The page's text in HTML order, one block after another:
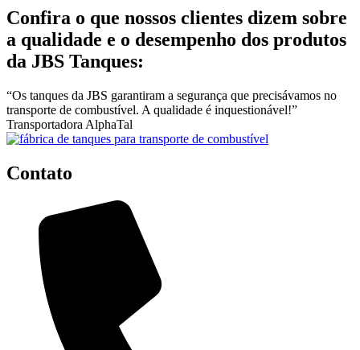
Confira o que nossos clientes dizem sobre
a qualidade e o desempenho dos produtos
da JBS Tanques:
“Os tanques da JBS garantiram a segurança que precisávamos no
transporte de combustível. A qualidade é inquestionável!”
Transportadora AlphaTal
Contato